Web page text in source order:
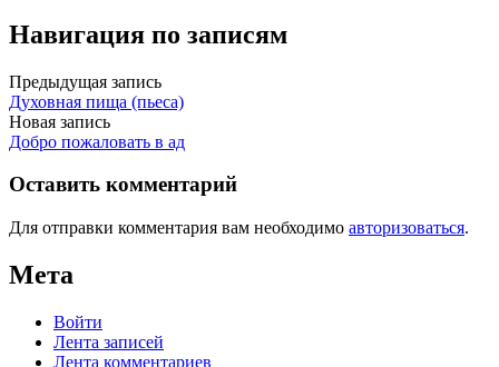
Навигация по записям
Предыдущая запись
Духовная пища (пьеса)
Новая запись
Добро пожаловать в ад
Оставить комментарий
Для отправки комментария вам необходимо авторизоваться.
Мета
Войти
Лента записей
Лента комментариев